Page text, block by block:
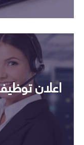
اعلان توظيف